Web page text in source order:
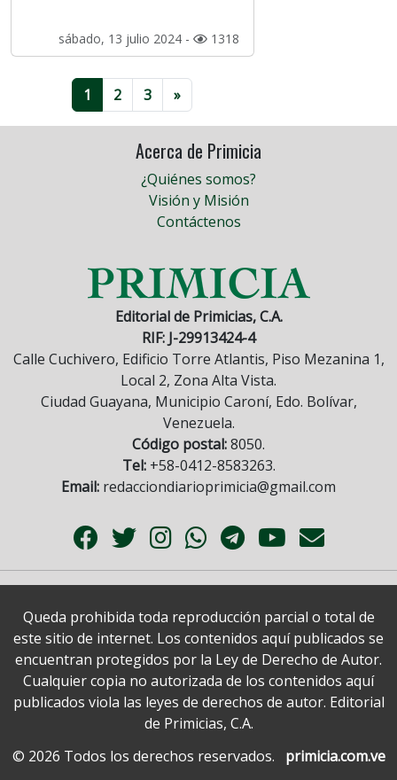
sábado, 13 julio 2024 - 1318
1 2 3 »
Acerca de Primicia
¿Quiénes somos?
Visión y Misión
Contáctenos
Editorial de Primicias, C.A.
RIF: J-29913424-4
Calle Cuchivero, Edificio Torre Atlantis, Piso Mezanina 1,
Local 2, Zona Alta Vista.
Ciudad Guayana, Municipio Caroní, Edo. Bolívar,
Venezuela.
Código postal:8050.
Tel:+58-0412-8583263.
Email: redacciondiarioprimicia@gmail.com
Queda prohibida toda reproducción parcial o total de
este sitio de internet. Los contenidos aquí publicados se
encuentran protegidos por la Ley de Derecho de Autor.
Cualquier copia no autorizada de los contenidos aquí
publicados viola las leyes de derechos de autor. Editorial
de Primicias, C.A.
© 2026 Todos los derechos reservados.
primicia.com.ve